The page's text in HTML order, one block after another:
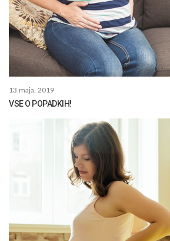
13 maja, 2019
VSE O POPADKIH!